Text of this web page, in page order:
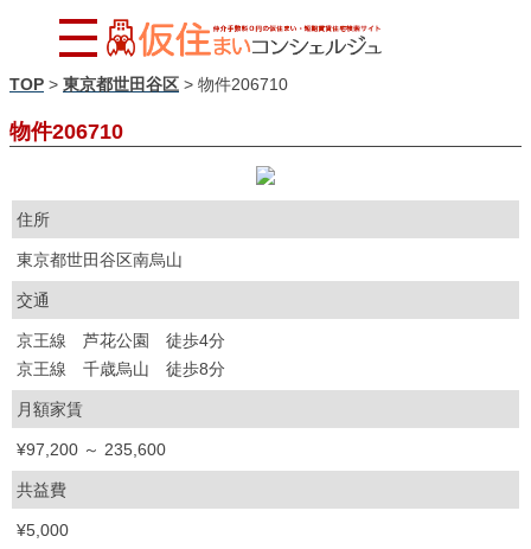
TOP > 東京都世田谷区 > 物件206710
物件206710
住所
東京都世田谷区南烏山
交通
京王線 芦花公園 徒歩4分
京王線 千歳烏山 徒歩8分
月額家賃
¥97,200 ～ 235,600
共益費
¥5,000